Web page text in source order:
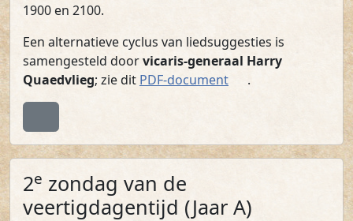
1900 en 2100.
Een alternatieve cyclus van liedsuggesties is
samengesteld doorvicaris-generaal Harry
Quaedvlieg; zie dit PDF-document(PDF).
2e zondag van de
veertigdagentijd (Jaar A)